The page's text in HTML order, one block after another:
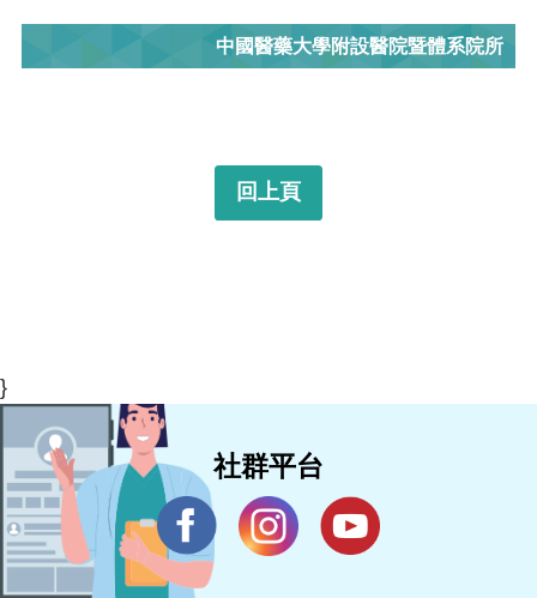
中國醫藥大學附設醫院暨體系院所
回上頁
}
社群平台